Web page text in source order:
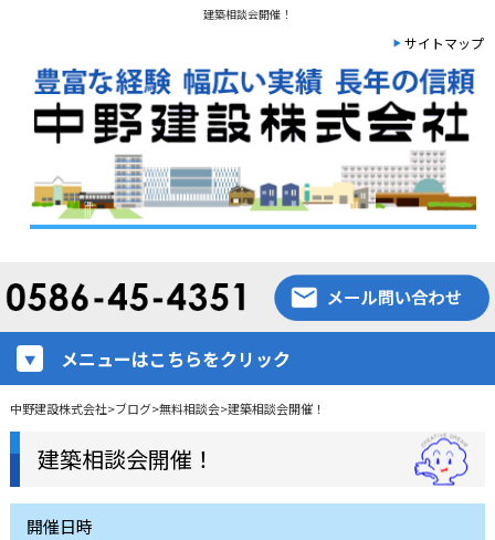
建築相談会開催！
サイトマップ
メニューはこちらをクリック
中野建設株式会社>ブログ>無料相談会>建築相談会開催！
建築相談会開催！
開催日時